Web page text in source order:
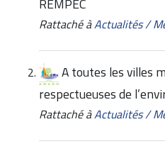
REMPEC
Rattaché àActualités /
A toutes les villes
respectueuses de
Rattaché àActualités /